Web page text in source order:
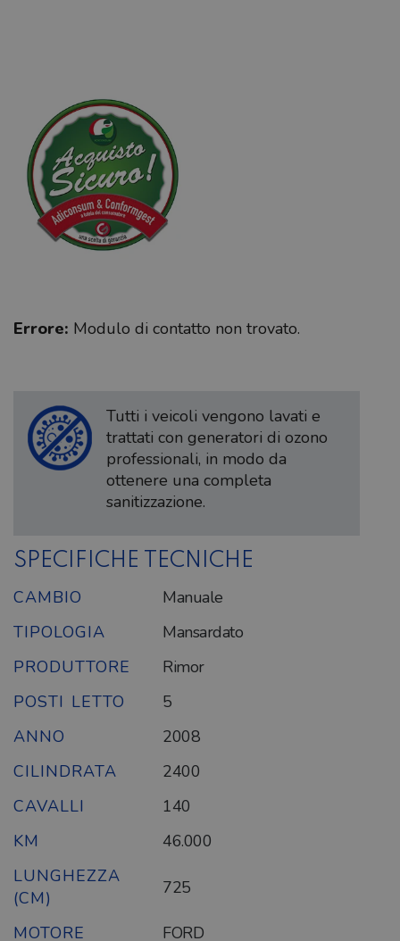
Errore: Modulo di contatto non trovato.
Tutti i veicoli vengono lavati e
trattati con generatori di ozono
professionali, in modo da
ottenere una completa
sanitizzazione.
SPECIFICHE TECNICHE
CAMBIO
Manuale
TIPOLOGIA
Mansardato
PRODUTTORE
Rimor
POSTI LETTO
5
ANNO
2008
CILINDRATA
2400
CAVALLI
140
KM
46.000
LUNGHEZZA
(CM)
725
MOTORE FORD